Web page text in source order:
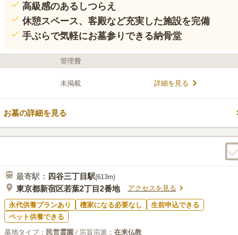
高級感のあるしつらえ
休憩スペース、客殿など充実した施設を完備
手ぶらで気軽にお墓参りできる納骨堂
管理費
未掲載 詳細を見る
お墓の詳細を見る
最寄駅： 四谷三丁目 駅(613m)
東京都新宿区若葉2丁目2番地 アクセスを見る
永代供養プランあり 檀家になる必要なし
生前申込できる
ペット供養できる
墓地タイプ： 民営霊園 / 宗旨宗派： 在来仏教